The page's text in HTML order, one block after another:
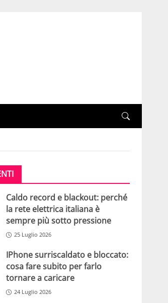
Caldo record e blackout: perché
la rete elettrica italiana è
sempre più sotto pressione
25 Luglio 2026
IPhone surriscaldato e bloccato:
cosa fare subito per farlo
tornare a caricare
24 Luglio 2026